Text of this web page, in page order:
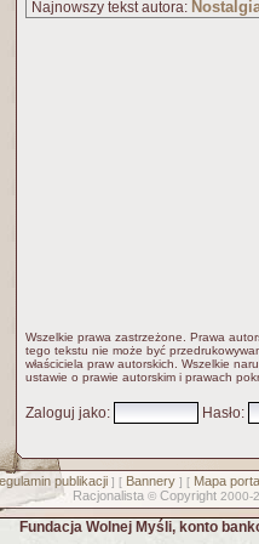
Najnowszy tekst autora:
Wszelkie prawa zastrzeżone. Prawa
tego tekstu nie może być
właściciela praw autorskich. Wszelkie
ustawie o prawie autorskim i prawach
Zaloguj jako: Hasło:
publikacji] [ Bannery] [ Mapa
Racjonalista © Copyright 2000-
Fundacja Wolnej Myśli, konto